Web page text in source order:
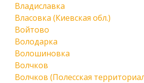
Владиславка
Власовка (Киевская обл.)
Войтово
Володарка
Волошиновка
Волчков
Волчков (Полесская